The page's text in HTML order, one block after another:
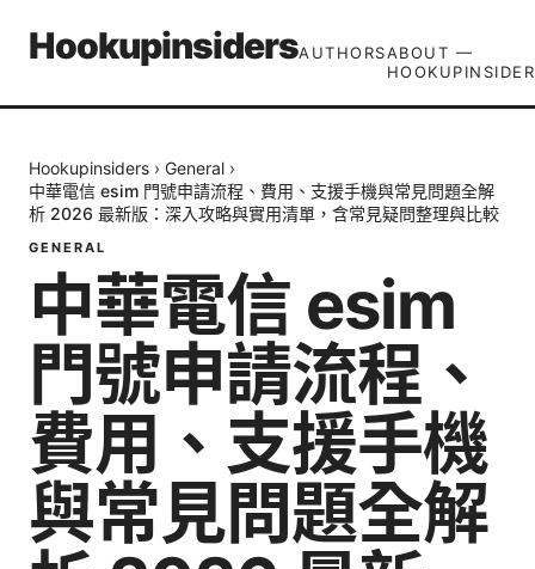
HookupinsidersAUTHORSABOUT —
Hookupinsiders › General ›
中華電信 esim 門號申請流程、費用、支援手機與常見問題全解
析 2026 最新版：深入攻略與實用清單，含常見疑問整理與比較
GENERAL
中華電信 esim
門號申請流程、
費用、支援手機
與常見問題全解